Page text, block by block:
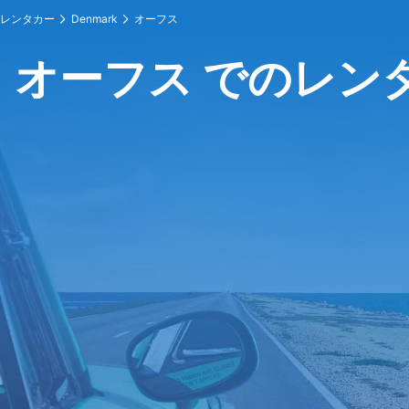
レンタカー Denmark オーフス
オーフス でのレン